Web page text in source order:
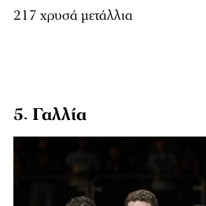
217 χρυσά μετάλλια
5. Γαλλία